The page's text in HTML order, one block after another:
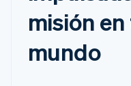
misión
mundo